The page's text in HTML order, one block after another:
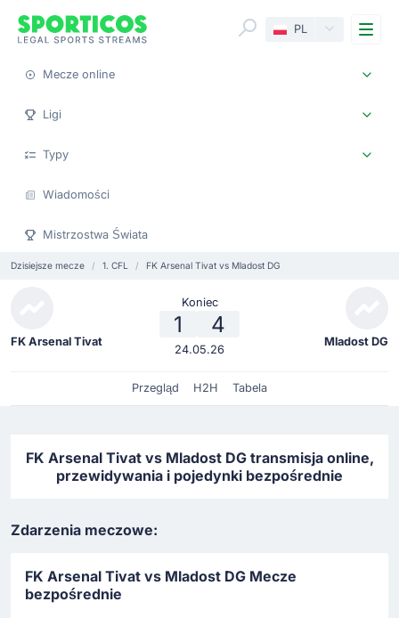
PL
Mecze online
Ligi
Typy
Wiadomości
Mistrzostwa Świata
Dzisiejsze mecze 1. CFL FK Arsenal Tivat vs Mladost DG
FK Arsenal Tivat
Koniec
1 4
24.05.26
Mladost DG
Przegląd H2H Tabela
FK Arsenal Tivat vs Mladost DG transmisja online,
przewidywania i pojedynki bezpośrednie
Zdarzenia meczowe:
FK Arsenal Tivat vs Mladost DG Mecze
bezpośrednie